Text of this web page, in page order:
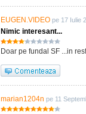
EUGEN.VIDEO pe 17 Iulie
Nimic interesant...
Doar pe fundal SF ...in
marian1204n pe 11